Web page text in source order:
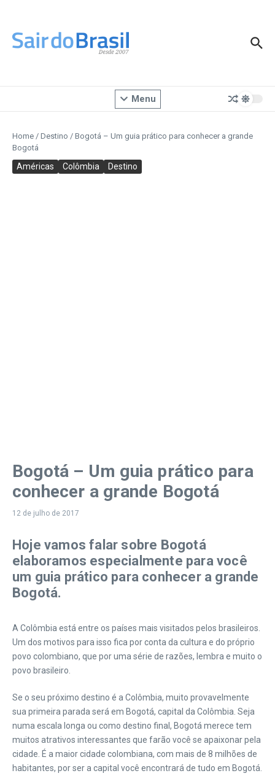
Menu
Home / Destino / Bogotá – Um guia prático para conhecer a grande
Bogotá
Américas Colômbia Destino
Bogotá – Um guia prático para
conhecer a grande Bogotá
12 de julho de 2017
Hoje vamos falar sobre Bogotá
elaboramos especialmente para você
um guia prático para conhecer a grande
Bogotá.
A Colômbia está entre os países mais visitados pelos brasileiros.
Um dos motivos para isso fica por conta da cultura e do próprio
povo colombiano, que por uma série de razões, lembra e muito o
povo brasileiro.
Se o seu próximo destino é a Colômbia, muito provavelmente
sua primeira parada será em Bogotá, capital da Colômbia. Seja
numa escala longa ou como destino final, Bogotá merece tem
muitos atrativos interessantes que farão você se apaixonar pela
cidade. É a maior cidade colombiana, com mais de 8 milhões de
habitantes, por ser a capital você encontrará de tudo em Bogotá.